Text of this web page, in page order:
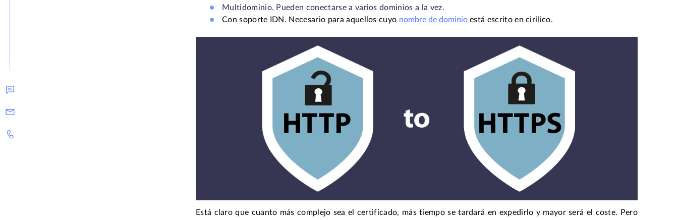
Multidominio. Pueden conectarse a varios dominios a la vez.
Con soporte IDN. Necesario para aquellos cuyo nombre de dominioestá escrito en cirílico.
Está claro que cuanto más complejo sea el certificado, más tiempo se tardará en expedirlo y mayor será el coste. Pero